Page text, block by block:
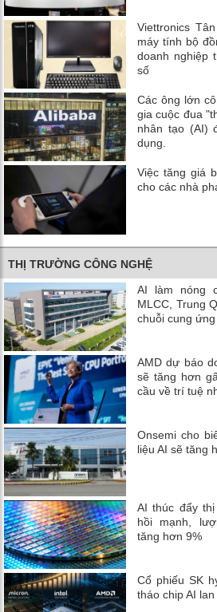
Viettronics
máy tính bộ
doanh nghiệp
số
Các ông lớn
gia cuộc đua
nhân tạo (AI)
dụng.
Việc tăng giá
cho các nhà
THỊ TRƯỜNG CÔNG NGHỆ
AI làm nóng
MLCC, Trung
chuỗi cung
AMD dự báo
sẽ tăng hơn
cầu về trí tuệ
Onsemi cho
liệu AI sẽ tăng
AI thúc đẩy
hồi mạnh,
tăng hơn 9%
Cổ phiếu SK
tháo chip AI